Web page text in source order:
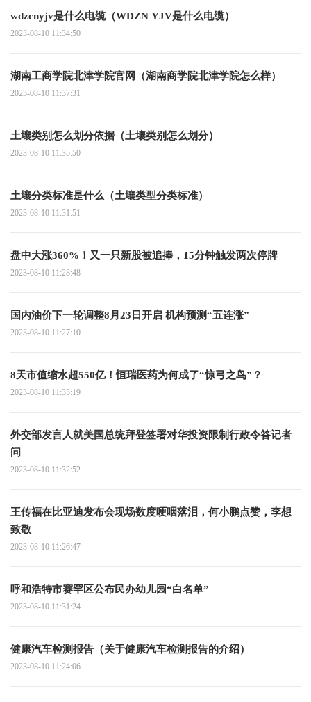
wdzcnyjv是什么电缆（WDZN YJV是什么电缆）
2023-08-10 11:34:50
湖南工商学院北津学院官网（湖南商学院北津学院怎么样）
2023-08-10 11:37:31
土壤类别怎么划分依据（土壤类别怎么划分）
2023-08-10 11:35:50
土壤分类标准是什么（土壤类型分类标准）
2023-08-10 11:31:51
盘中大涨360%！又一只新股被追捧，15分钟触发两次停牌
2023-08-10 11:28:48
国内油价下一轮调整8月23日开启 机构预测“五连涨”
2023-08-10 11:27:10
8天市值缩水超550亿！恒瑞医药为何成了“惊弓之鸟”？
2023-08-10 11:33:19
外交部发言人就美国总统拜登签署对华投资限制行政令答记者
问
2023-08-10 11:32:52
王传福在比亚迪发布会现场数度哽咽落泪，何小鹏点赞，李想
致敬
2023-08-10 11:26:47
呼和浩特市赛罕区公布民办幼儿园“白名单”
2023-08-10 11:31:24
健康汽车检测报告（关于健康汽车检测报告的介绍）
2023-08-10 11:24:06